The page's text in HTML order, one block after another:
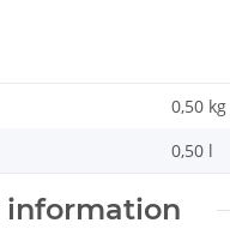
0,50 kg
0,50 l
information